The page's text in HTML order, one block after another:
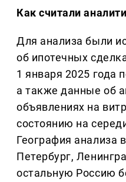
Как считали
Для анализа были
об ипотечных
1 января 2025 года
а также данные об
объявлениях на
состоянию на
География анализа
Петербург,
остальную Россию